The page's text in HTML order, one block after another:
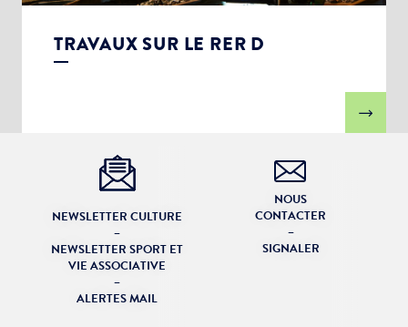
TRAVAUX SUR LE RER D
NEWSLETTER CULTURE
–
NEWSLETTER SPORT ET
VIE ASSOCIATIVE
–
ALERTES MAIL
NOUS
CONTACTER
–
SIGNALER